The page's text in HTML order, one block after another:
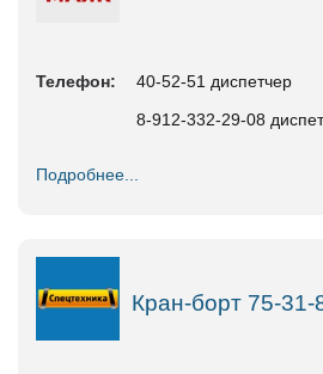
Телефон:
40-52-51 диспетчер
8-912-332-29-08
Подробнее...
Кран-борт 75-31-